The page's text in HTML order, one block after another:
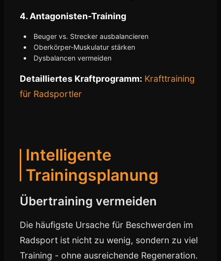
4. Antagonisten-Training
Beuger vs. Strecker ausbalancieren
Oberkörper-Muskulatur stärken
Dysbalancen vermeiden
Detailliertes Kraftprogramm: Krafttraining
für Radsportler
Intelligente
Trainingsplanung
Übertraining vermeiden
Die häufigste Ursache für Beschwerden im
Radsport ist nicht zu wenig, sondern zu viel
Training - ohne ausreichende Regeneration.